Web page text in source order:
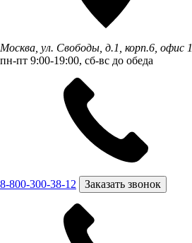
Москва, ул. Свободы, д.1, корп.6, офис 1
пн-пт 9:00-19:00, сб-вс до обеда
8-800-300-38-12 Заказать звонок